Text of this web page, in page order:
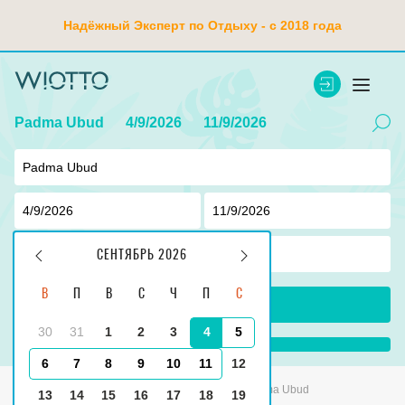
Надёжный Эксперт по Отдыху - с 2018 года
Padma Ubud 4/9/2026 11/9/2026
СЕНТЯБРЬ 2026
В В С Ч С
30 31 1 2 3 4 5
6 7 8 9 10 11 12
13 14 15 16 17 18 19
взр , дети
Главная Индонезия Tanjung Benoa Padma Ubud